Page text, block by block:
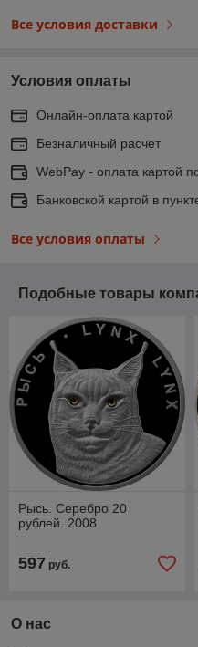
Все условия доставки
Условия оплаты
Онлайн-оплата картой
Безналичный расчет
WebPay - оплата картой
Банковской картой в
Все условия оплаты
Подобные товары
Рысь. Серебро 20
рублей. 2008
597 руб.
О нас